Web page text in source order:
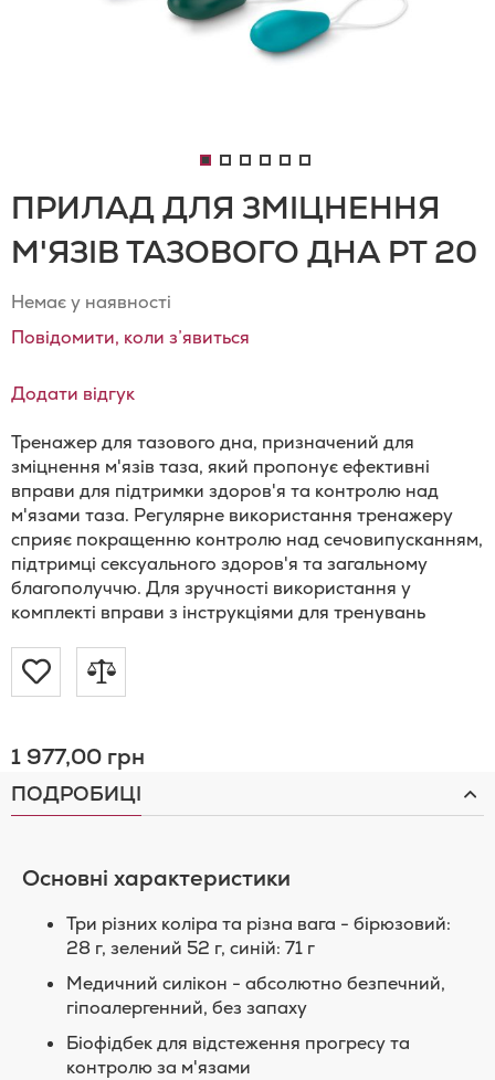
ПРИЛАД ДЛЯ ЗМІЦНЕННЯ
М'ЯЗІВ ТАЗОВОГО ДНА PT 20
Немає у наявності
Повідомити, коли з’явиться
Додати відгук
Тренажер для тазового дна, призначений для
зміцнення м'язів таза, який пропонує ефективні
вправи для підтримки здоров'я та контролю над
м'язами таза. Регулярне використання тренажеру
сприяє покращенню контролю над сечовипусканням,
підтримці сексуального здоров'я та загальному
благополуччю. Для зручності використання у
комплекті вправи з інструкціями для тренувань
Додати
Списку
Бажань
Додати
порівняння
1 977,00 грн
ПОДРОБИЦІ
Основні характеристики
Три рiзних колiра та рiзна вага - бiрюзовий:
28 г, зелений 52 г, синiй: 71 г
Медичний силiкон - абсолютно безпечний,
гiпоалергенний, без запаху
Бiофiдбек для вiдстеження прогресу та
контролю за м'язами